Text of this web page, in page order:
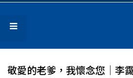
敬愛的老爹，我懷念您│李